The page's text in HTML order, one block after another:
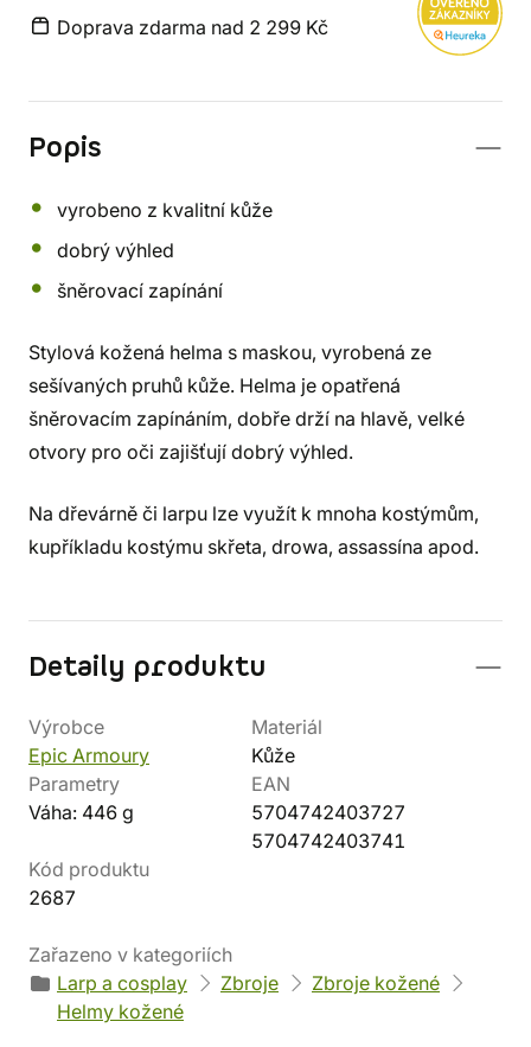
Doprava zdarma nad 2 299 Kč
Popis
vyrobeno z kvalitní kůže
dobrý výhled
šněrovací zapínání
Stylová kožená helma s maskou, vyrobená ze
sešívaných pruhů kůže. Helma je opatřená
šněrovacím zapínáním, dobře drží na hlavě, velké
otvory pro oči zajišťují dobrý výhled.
Na dřevárně či larpu lze využít k mnoha kostýmům,
kupříkladu kostýmu skřeta, drowa, assassína apod.
Detaily produktu
Výrobce
Epic Armoury
Materiál
Kůže
Parametry
Váha: 446 g
EAN
5704742403727
5704742403741
Kód produktu
2687
Zařazeno v kategoriích
Larp a cosplay
Zbroje
Zbroje kožené
Helmy kožené